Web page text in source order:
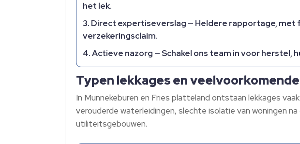
het lek.​
Direct expertiseverslag — Heldere rapportage, met
verzekeringsclaim.​
Actieve nazorg — Schakel ons team in voor
Typen lekkages en
In Munnekeburen en Fries platteland ontstaan lekkages
verouderde waterleidingen, slechte isolatie van woningen
utiliteitsgebouwen.​